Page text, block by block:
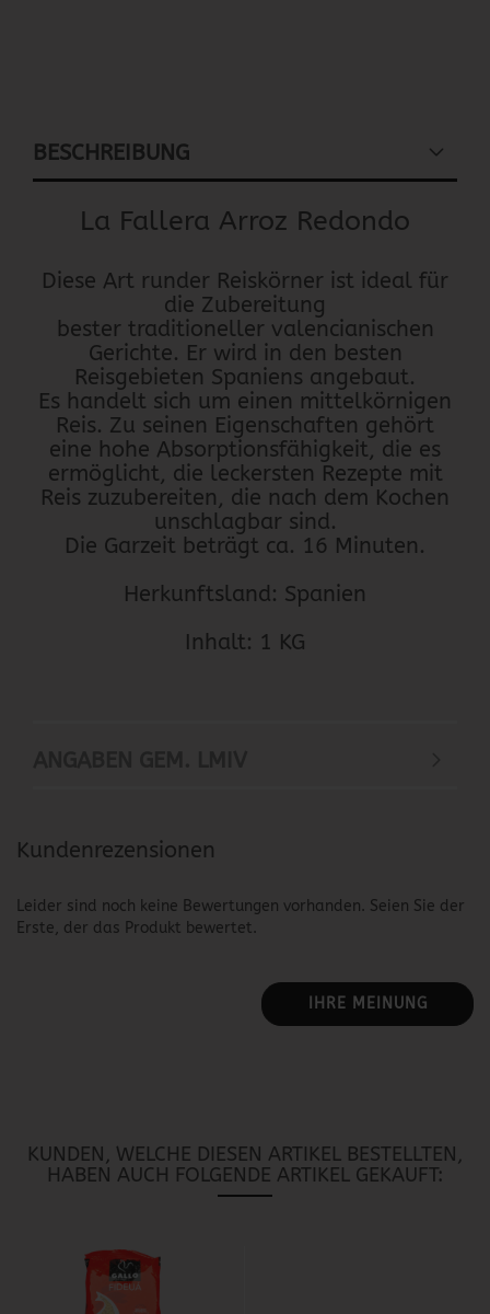
BESCHREIBUNG
La Fallera Arroz Redondo
Diese Art runder Reiskörner ist ideal für
die Zubereitung
bester traditioneller valencianischen
Gerichte. Er wird in den besten
Reisgebieten Spaniens angebaut.
Es handelt sich um einen mittelkörnigen
Reis. Zu seinen Eigenschaften gehört
eine hohe Absorptionsfähigkeit, die es
ermöglicht, die leckersten Rezepte mit
Reis zuzubereiten, die nach dem Kochen
unschlagbar sind.
Die Garzeit beträgt ca. 16 Minuten.
Herkunftsland: Spanien
Inhalt: 1 KG
Kundenrezensionen
Leider sind noch keine Bewertungen vorhanden. Seien Sie der
Erste, der das Produkt bewertet.
IHRE MEINUNG
KUNDEN, WELCHE DIESEN ARTIKEL BESTELLTEN,
HABEN AUCH FOLGENDE ARTIKEL GEKAUFT: